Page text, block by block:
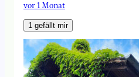
vor 1 Monat
1 gefällt mir